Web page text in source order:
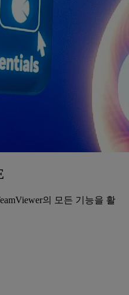
의 모든 기능을 활